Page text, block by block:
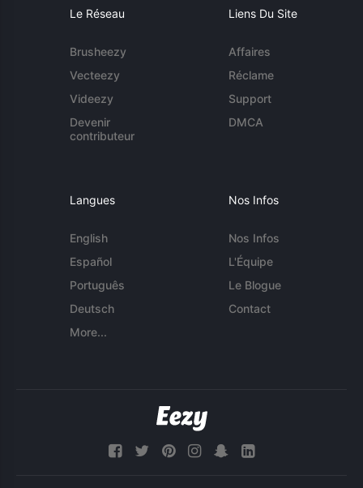
Le Réseau
Brusheezy
Vecteezy
Videezy
Devenir
contributeur
Liens Du Site
Affaires
Réclame
Support
DMCA
Langues
English
Español
Português
Deutsch
More...
Nos Infos
Nos Infos
L'Équipe
Le Blogue
Contact